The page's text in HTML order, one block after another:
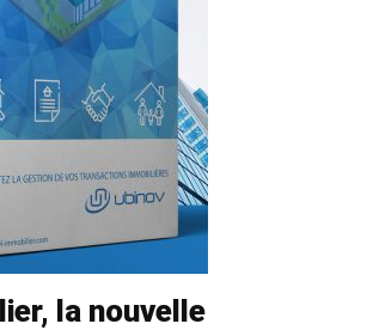
la nouvelle